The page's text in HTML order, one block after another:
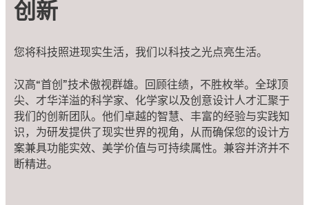
创新
您将科技照进现实生活，我们以科技之光点亮生活。
汉高“首创”技术傲视群雄。回顾往绩，不胜枚举。全球顶
尖、才华洋溢的科学家、化学家以及创意设计人才汇聚于
我们的创新团队。他们卓越的智慧、丰富的经验与实践知
识，为研发提供了现实世界的视角，从而确保您的设计方
案兼具功能实效、美学价值与可持续属性。兼容并济并不
断精进。